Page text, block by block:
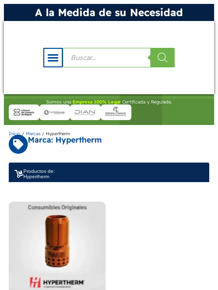
A la Medida de su Necesidad
Somos una Empresa 100% Legal Certificada y Regulada.
Inicio / Marcas / Hypertherm
Marca: Hypertherm
Productos de:
Hypertherm